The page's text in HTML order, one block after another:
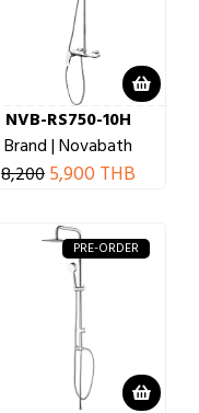
NVB-RS750-10H
Brand | Novabath
8,2005,900 THB
PRE-ORDER